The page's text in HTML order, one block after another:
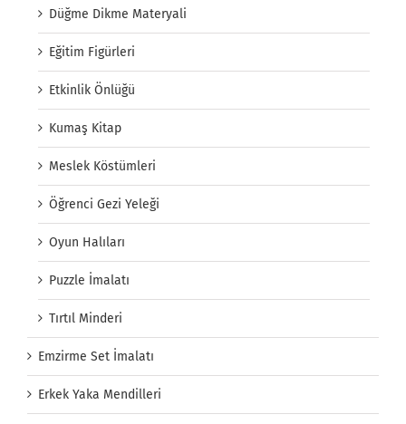
Düğme Dikme Materyali
Eğitim Figürleri
Etkinlik Önlüğü
Kumaş Kitap
Meslek Köstümleri
Öğrenci Gezi Yeleği
Oyun Halıları
Puzzle İmalatı
Tırtıl Minderi
Emzirme Set İmalatı
Erkek Yaka Mendilleri